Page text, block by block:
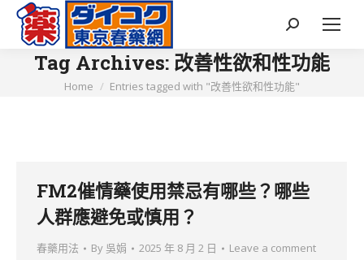
Search:
Tag Archives: 改善性欲和性功能
You are here:
Home Entries tagged with "改善性欲和性功能"
FM2催情藥使用禁忌有哪些？哪些
人群應避免或慎用？
春藥用法 By 吳娟 2025 年 8 月 2 日 Leave a comment